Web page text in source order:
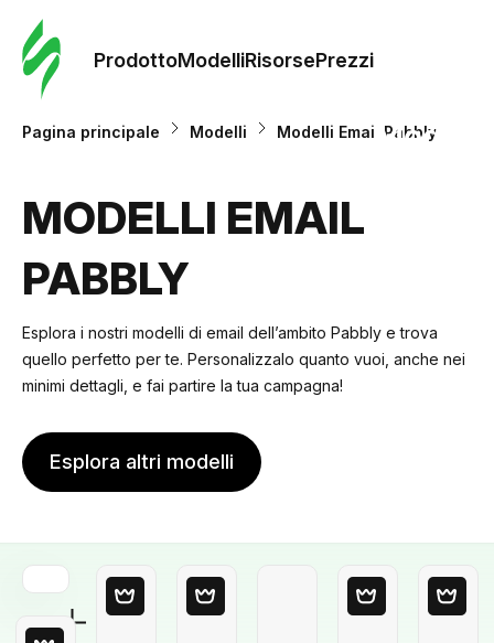
ProdottoModelliRisorsePrezzi
Modelli
Pagina principale Modelli Modelli Email Pabbly
MODELLI EMAIL
PABBLY
Esplora i nostri modelli di email dell’ambito Pabbly e trova
quello perfetto per te. Personalizzalo quanto vuoi, anche nei
minimi dettagli, e fai partire la tua campagna!
Esplora altri modelli